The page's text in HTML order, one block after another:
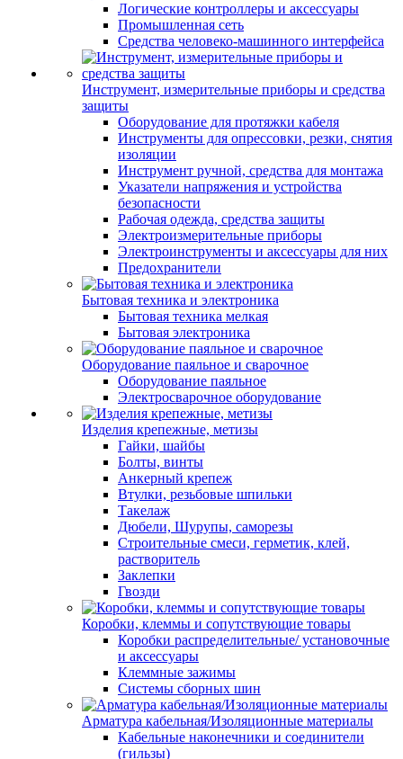
Логические контроллеры и аксессуары
Промышленная сеть
Средства человеко-машинного интерфейса
Инструмент, измерительные приборы и средства
защиты
Оборудование для протяжки кабеля
Инструменты для опрессовки, резки, снятия
изоляции
Инструмент ручной, средства для монтажа
Указатели напряжения и устройства
безопасности
Рабочая одежда, средства защиты
Электроизмерительные приборы
Электроинструменты и аксессуары для них
Предохранители
Бытовая техника и электроника
Бытовая техника мелкая
Бытовая электроника
Оборудование паяльное и сварочное
Оборудование паяльное
Электросварочное оборудование
Изделия крепежные, метизы
Гайки, шайбы
Болты, винты
Анкерный крепеж
Втулки, резьбовые шпильки
Такелаж
Дюбели, Шурупы, саморезы
Строительные смеси, герметик, клей,
растворитель
Заклепки
Гвозди
Коробки, клеммы и сопутствующие товары
Коробки распределительные/ установочные
и аксессуары
Клеммные зажимы
Системы сборных шин
Арматура кабельная/Изоляционные материалы
Кабельные наконечники и соединители
(гильзы)